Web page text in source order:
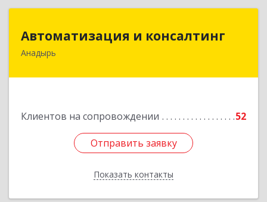
Автоматизация и консалтинг
Анадырь
Клиентов на сопровождении 52
Отправить заявку
Показать контакты
689000, Чукотский АО, Анадырь г, Мира ул, дом
Отправить заявку
Назад